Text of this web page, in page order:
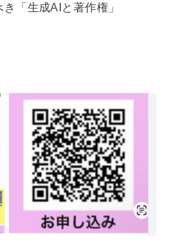
「生成AIと著作権」